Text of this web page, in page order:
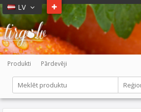
LV
Produkti Pārdevēji